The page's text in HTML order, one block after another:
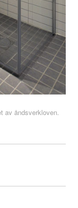
av åndsverkloven.